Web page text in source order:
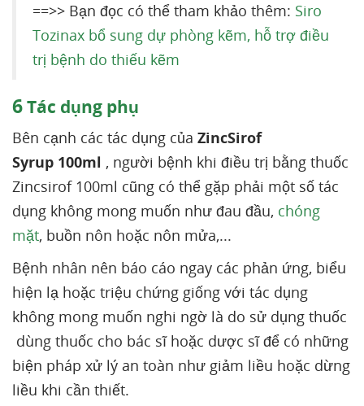
==>> Bạn đọc có thể tham khảo thêm: Siro
Tozinax bổ sung dự phòng kẽm, hỗ trợ điều
trị bệnh do thiếu kẽm
6Tác dụng phụ
Bên cạnh các tác dụng của ZincSirof
Syrup 100ml , người bệnh khi điều trị bằng thuốc
Zincsirof 100ml cũng có thể gặp phải một số tác
dụng không mong muốn như đau đầu, chóng
mặt, buồn nôn hoặc nôn mửa,...
Bệnh nhân nên báo cáo ngay các phản ứng, biểu
hiện lạ hoặc triệu chứng giống với tác dụng
không mong muốn nghi ngờ là do sử dụng thuốc
dùng thuốc cho bác sĩ hoặc dược sĩ để có những
biện pháp xử lý an toàn như giảm liều hoặc dừng
liều khi cần thiết.